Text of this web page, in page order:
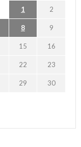
1 2
8 9
15 16
22 23
29 30